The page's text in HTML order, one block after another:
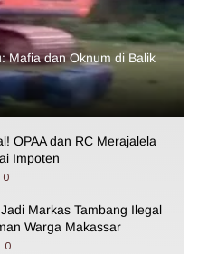
Mafia dan Oknum di Balik
OPAA dan RC Merajalela
Impoten
0
Markas Tambang Ilegal
Warga Makassar
0